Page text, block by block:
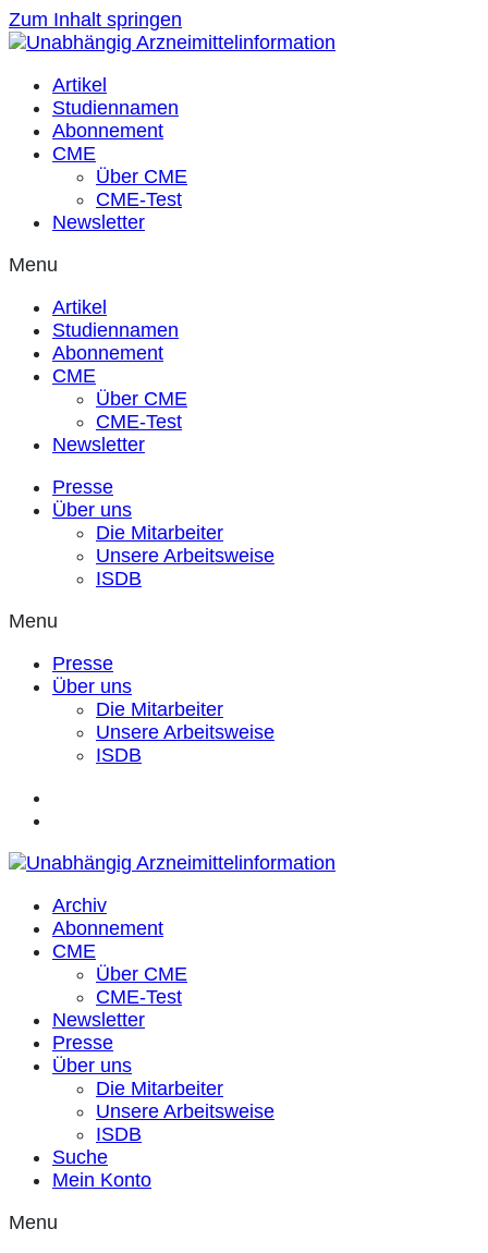
Zum Inhalt springen
Artikel
Studiennamen
Abonnement
CME
Über CME
CME-Test
Newsletter
Menu
Artikel
Studiennamen
Abonnement
CME
Über CME
CME-Test
Newsletter
Presse
Über uns
Die Mitarbeiter
Unsere Arbeitsweise
ISDB
Menu
Presse
Über uns
Die Mitarbeiter
Unsere Arbeitsweise
ISDB
Archiv
Abonnement
CME
Über CME
CME-Test
Newsletter
Presse
Über uns
Die Mitarbeiter
Unsere Arbeitsweise
ISDB
Suche
Mein Konto
Menu